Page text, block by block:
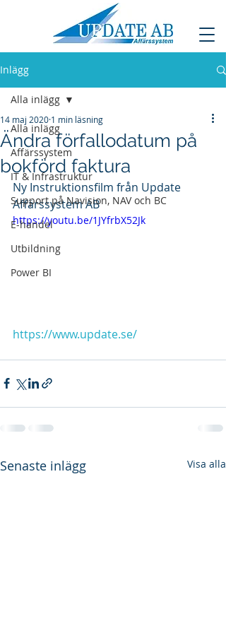
Inlägg
Alla inlägg
Affärssystem
IT & Infrastruktur
Support på Navision, NAV och BC
E-handel
Utbildning
Power BI
Alla inlägg
Ändra förfallodatum på
bokförd faktura
14 maj 2020 1 min läsning
Ny Instruktionsfilm från Update
Affärssystem AB
https://youtu.be/1JYfrbX52Jk
https://www.update.se/
Senaste inlägg Visa alla